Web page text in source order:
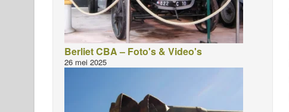
Berliet CBA – Foto's & Video's
26 mei 2025